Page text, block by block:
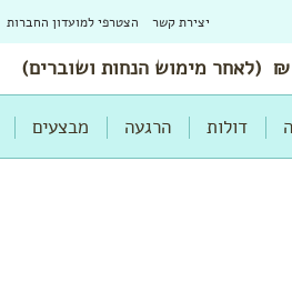
יצירת קשר הצטרפי למועדון החברות
דולות הרגעה מבצעים